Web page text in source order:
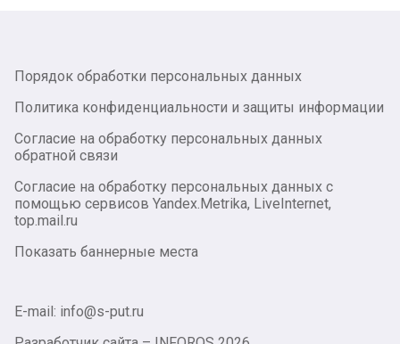
Порядок обработки персональных данных
Политика конфиденциальности и защиты информации
Согласие на обработку персональных данных
обратной связи
Согласие на обработку персональных данных с
помощью сервисов Yandex.Metrika, LiveInternet,
top.mail.ru
Показать баннерные места
E-mail: info@s-put.ru